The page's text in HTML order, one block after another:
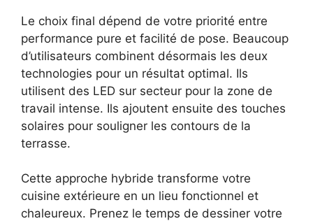
Le choix final dépend de votre priorité entre
performance pure et facilité de pose. Beaucoup
d’utilisateurs combinent désormais les deux
technologies pour un résultat optimal. Ils
utilisent des LED sur secteur pour la zone de
travail intense. Ils ajoutent ensuite des touches
solaires pour souligner les contours de la
terrasse.
Cette approche hybride transforme votre
cuisine extérieure en un lieu fonctionnel et
chaleureux. Prenez le temps de dessiner votre